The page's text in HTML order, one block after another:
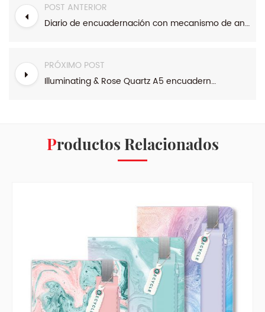
POST ANTERIOR
Diario de encuadernación con mecanismo de anillo A5
PRÓXIMO POST
Illuminating & Rose Quartz A5 encuadernación de estuche cuaderno de tapa blanda
Productos Relacionados